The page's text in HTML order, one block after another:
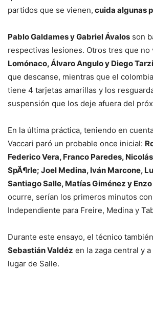
partidos que se vienen, cuida algunas
Pablo Galdames y Gabriel Ávalos son
respectivas lesiones. Otros tres que no
Lomónaco, Álvaro Angulo y Diego
que descanse, mientras que el
tiene 4 tarjetas amarillas y los
suspensión que los deje afuera del
En la última práctica, teniendo en
Vaccari paró un probable once inicial:
Federico Vera, Franco Paredes,
SpÃ¶rle; Joel Medina, Iván Marcone,
Santiago Salle, Matías Giménez y
ocurre, serían los primeros minutos
Independiente para Freire, Medina y
Durante este ensayo, el técnico
Sebastián Valdéz en la zaga central y a
lugar de Salle.